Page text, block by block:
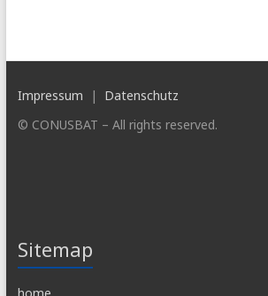
Impressum | Datenschutz
© CONUSBAT – All rights reserved.
Sitemap